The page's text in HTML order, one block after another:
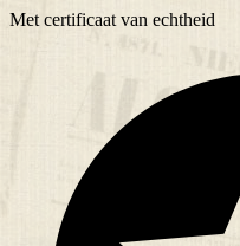
Met certificaat van echtheid